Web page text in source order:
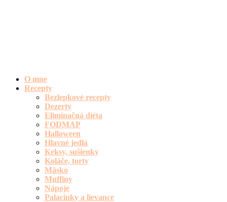
O mne
Recepty
Bezlepkové recepty
Dezerty
Eliminačná diéta
FODMAP
Halloween
Hlavné jedlá
Keksy, sušienky
Koláče, torty
Mäsko
Muffiny
Nápoje
Palacinky a lievance